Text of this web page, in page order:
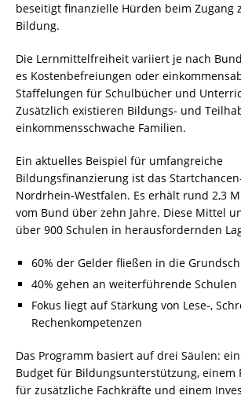
beseitigt finanzielle Hürden beim Zugang
Bildung.
Die Lernmittelfreiheit variiert je nach
es Kostenbefreiungen oder
Staffelungen für Schulbücher und
Zusätzlich existieren Bildungs- und
einkommensschwache Familien.
Ein aktuelles Beispiel für umfangreiche
Bildungsfinanzierung ist das
Nordrhein-Westfalen. Es erhält rund 2,3
vom Bund über zehn Jahre. Diese Mittel
über 900 Schulen in herausfordernden
60% der Gelder fließen in die
40% gehen an weiterführende
Fokus liegt auf Stärkung von Lese-,
Rechenkompetenzen
Das Programm basiert auf drei Säulen:
Budget für Bildungsunterstützung, einem
für zusätzliche Fachkräfte und einem